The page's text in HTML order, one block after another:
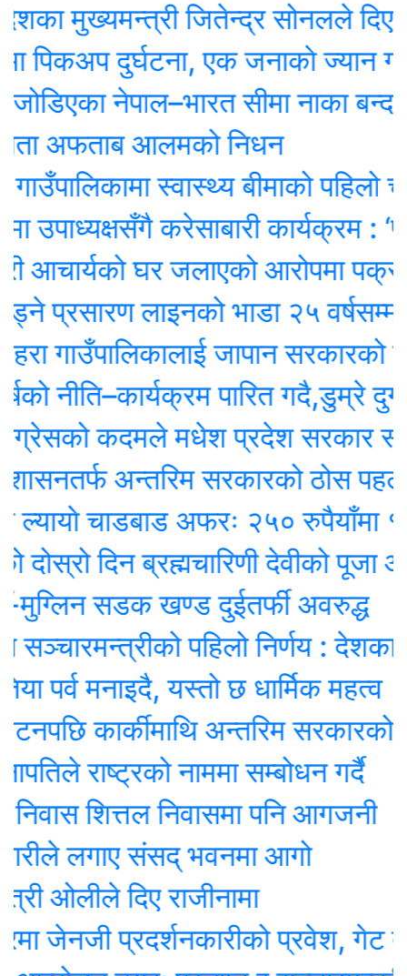
मुख्यमन्त्री जितेन्द्र सोनलले दिए
पिकअप दुर्घटना, एक जनाकाे ज्यान गयाे
नेपाल–भारत सीमा नाका बन्द
अफताब आलमको निधन
स्वास्थ्य बीमाको पहिलो
उपाध्यक्षसँगै करेसाबारी कार्यक्रम :
घर जलाएको आरोपमा
प्रसारण लाइनको भाडा २५ वर्षसम्म
गाउँपालिकालाई जापान सरकारको
नीति–कार्यक्रम पारित गदै,डुम्रे
कदमले मधेश प्रदेश सरकार
अन्तरिम सरकारको ठोस पहल
चाडबाड अफरः २५० रुपैयाँमा
दिन ब्रह्मचारिणी देवीको पूजा
सडक खण्ड दुईतर्फी अवरुद्ध
पहिलो निर्णय : देशका
मनाइदै, यस्तो छ धार्मिक महत्व
कार्कीमाथि अन्तरिम सरकारको
राष्ट्रको नाममा सम्बोधन गर्दै
शित्तल निवासमा पनि आगजनी
लगाए संसद् भवनमा आगो
ओलीले दिए राजीनामा
जेनजी प्रदर्शनकारीको प्रवेश, गेट